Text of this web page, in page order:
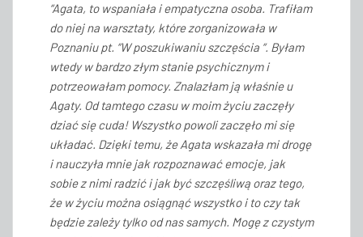
“Agata, to wspaniała i empatyczna osoba. Trafiłam
do niej na warsztaty, które zorganizowała w
Poznaniu pt. “W poszukiwaniu szczęścia “. Byłam
wtedy w bardzo złym stanie psychicznym i
potrzeowałam pomocy. Znalazłam ją właśnie u
Agaty. Od tamtego czasu w moim życiu zaczęły
dziać się cuda! Wszystko powoli zaczęło mi się
układać. Dzięki temu, że Agata wskazała mi drogę
i nauczyła mnie jak rozpoznawać emocje, jak
sobie z nimi radzić i jak być szczęśliwą oraz tego,
że w życiu można osiągnąć wszystko i to czy tak
będzie zależy tylko od nas samych. Mogę z czystym